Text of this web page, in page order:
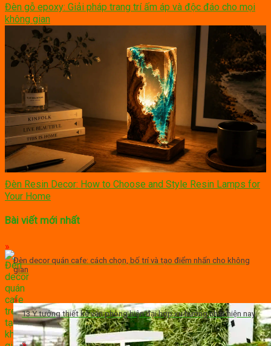
Đèn gỗ epoxy: Giải pháp trang trí ấm áp và độc đáo cho mọi
không gian
Đèn Resin Decor: How to Choose and Style Resin Lamps for
Your Home
Bài viết mới nhất
Đèn decor quán cafe: cách chọn, bố trí và tạo điểm nhấn cho không
gian
13 Ý tưởng thiết kế văn phòng hiện đại hợp xu hướng nhất hiện nay